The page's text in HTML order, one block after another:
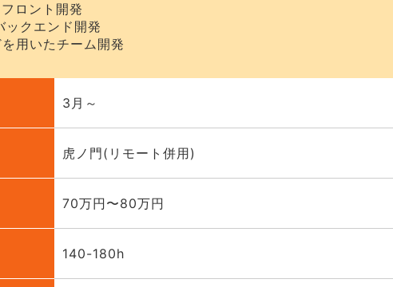
ロント開発
クエンド開発
用いたチーム開発
3月～
虎ノ門(リモート併用)
70万円〜80万円
140-180h